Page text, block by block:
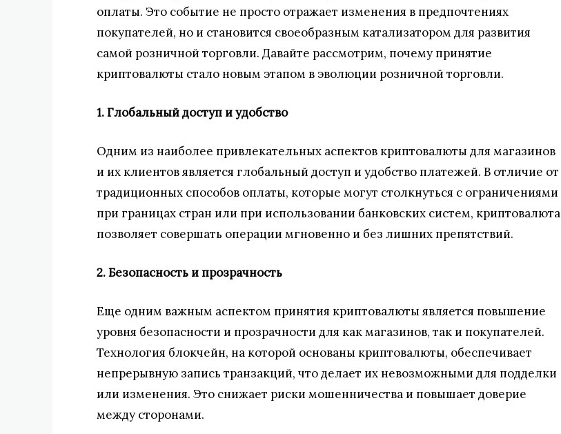
оплаты. Это событие не просто отражает изменения в предпочтениях
покупателей, но и становится своеобразным катализатором для развития
самой розничной торговли. Давайте рассмотрим, почему принятие
криптовалюты стало новым этапом в эволюции розничной торговли.
1. Глобальный доступ и удобство
Одним из наиболее привлекательных аспектов криптовалюты для магазинов
и их клиентов является глобальный доступ и удобство платежей. В отличие от
традиционных способов оплаты, которые могут столкнуться с ограничениями
при границах стран или при использовании банковских систем, криптовалюта
позволяет совершать операции мгновенно и без лишних препятствий.
2. Безопасность и прозрачность
Еще одним важным аспектом принятия криптовалюты является повышение
уровня безопасности и прозрачности для как магазинов, так и покупателей.
Технология блокчейн, на которой основаны криптовалюты, обеспечивает
непрерывную запись транзакций, что делает их невозможными для подделки
или изменения. Это снижает риски мошенничества и повышает доверие
между сторонами.